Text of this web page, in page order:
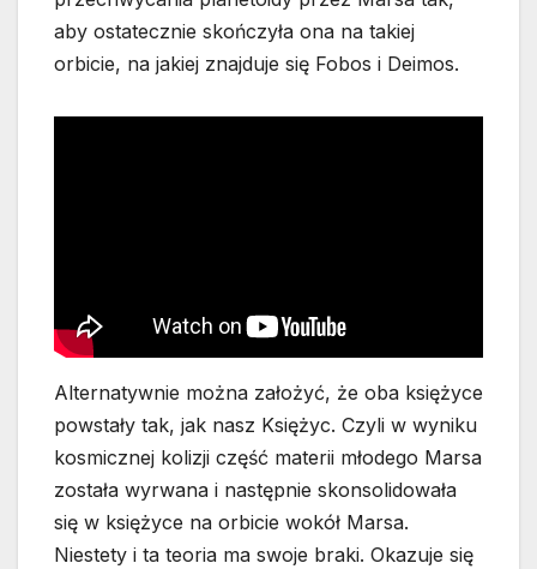
aby ostatecznie skończyła ona na takiej
orbicie, na jakiej znajduje się Fobos i Deimos.
Alternatywnie można założyć, że oba księżyce
powstały tak, jak nasz Księżyc. Czyli w wyniku
kosmicznej kolizji część materii młodego Marsa
została wyrwana i następnie skonsolidowała
się w księżyce na orbicie wokół Marsa.
Niestety i ta teoria ma swoje braki. Okazuje się